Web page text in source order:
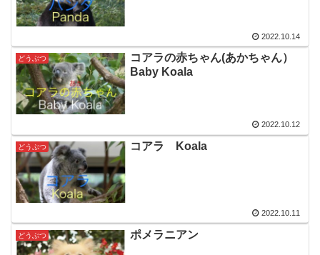
2022.10.14
どうぶつ
コアラの赤ちゃん(あかちゃん）
Baby Koala
2022.10.12
どうぶつ コアラ Koala
2022.10.11
どうぶつ ポメラニアン